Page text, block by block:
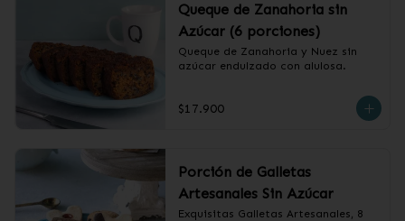
Queque de Zanahoria sin
Azúcar (6 porciones)
Queque de Zanahoria y Nuez sin
azúcar endulzado con alulosa.
$17.900
Porción de Galletas
Artesanales Sin Azúcar
Exquisitas Galletas Artesanales, 8